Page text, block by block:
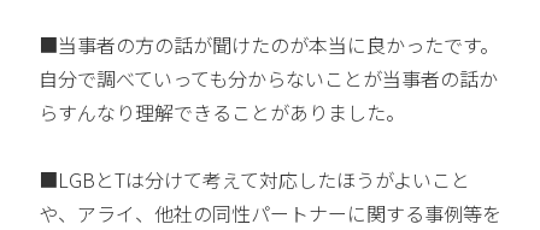
■当事者の方の話が聞けたのが本当に良かったです。
自分で調べていっても分からないことが当事者の話か
らすんなり理解できることがありました。
■LGBとTは分けて考えて対応したほうがよいこと
や、アライ、他社の同性パートナーに関する事例等を